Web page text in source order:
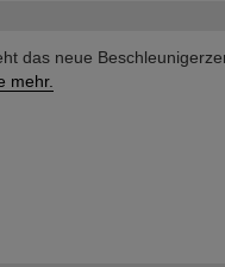
das neue
mehr.